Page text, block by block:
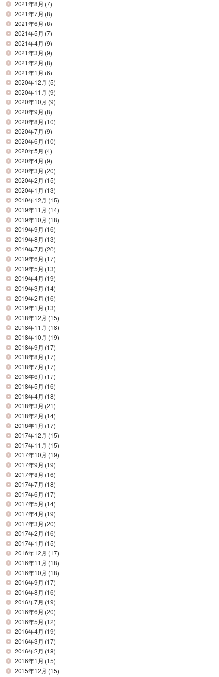
2021年8月 (7)
2021年7月 (8)
2021年6月 (8)
2021年5月 (7)
2021年4月 (9)
2021年3月 (9)
2021年2月 (8)
2021年1月 (6)
2020年12月 (5)
2020年11月 (9)
2020年10月 (9)
2020年9月 (8)
2020年8月 (10)
2020年7月 (9)
2020年6月 (10)
2020年5月 (4)
2020年4月 (9)
2020年3月 (20)
2020年2月 (15)
2020年1月 (13)
2019年12月 (15)
2019年11月 (14)
2019年10月 (18)
2019年9月 (16)
2019年8月 (13)
2019年7月 (20)
2019年6月 (17)
2019年5月 (13)
2019年4月 (19)
2019年3月 (14)
2019年2月 (16)
2019年1月 (13)
2018年12月 (15)
2018年11月 (18)
2018年10月 (19)
2018年9月 (17)
2018年8月 (17)
2018年7月 (17)
2018年6月 (17)
2018年5月 (16)
2018年4月 (18)
2018年3月 (21)
2018年2月 (14)
2018年1月 (17)
2017年12月 (15)
2017年11月 (15)
2017年10月 (19)
2017年9月 (19)
2017年8月 (16)
2017年7月 (18)
2017年6月 (17)
2017年5月 (14)
2017年4月 (19)
2017年3月 (20)
2017年2月 (16)
2017年1月 (15)
2016年12月 (17)
2016年11月 (18)
2016年10月 (18)
2016年9月 (17)
2016年8月 (16)
2016年7月 (19)
2016年6月 (20)
2016年5月 (12)
2016年4月 (19)
2016年3月 (17)
2016年2月 (18)
2016年1月 (15)
2015年12月 (15)